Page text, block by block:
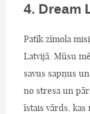
4. Dream
Patīk zīmola
Latvijā. Mūsu
savus sapņus
no stresa un
īstais vārds, kas